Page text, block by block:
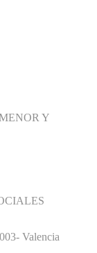
Y
Valencia